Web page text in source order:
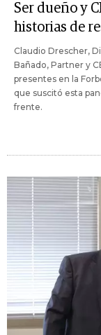
Ser dueño y
historias de
Claudio Drescher,
Bañado, Partner y
presentes en la
que suscitó esta
frente.